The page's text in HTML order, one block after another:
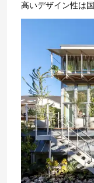
高いデザイン性は